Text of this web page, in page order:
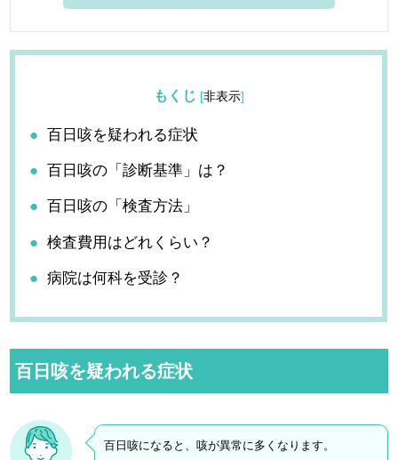
もくじ [非表示]
百日咳を疑われる症状
百日咳の「診断基準」は？
百日咳の「検査方法」
検査費用はどれくらい？
病院は何科を受診？
百日咳を疑われる症状
百日咳になると、咳が異常に多くなります。